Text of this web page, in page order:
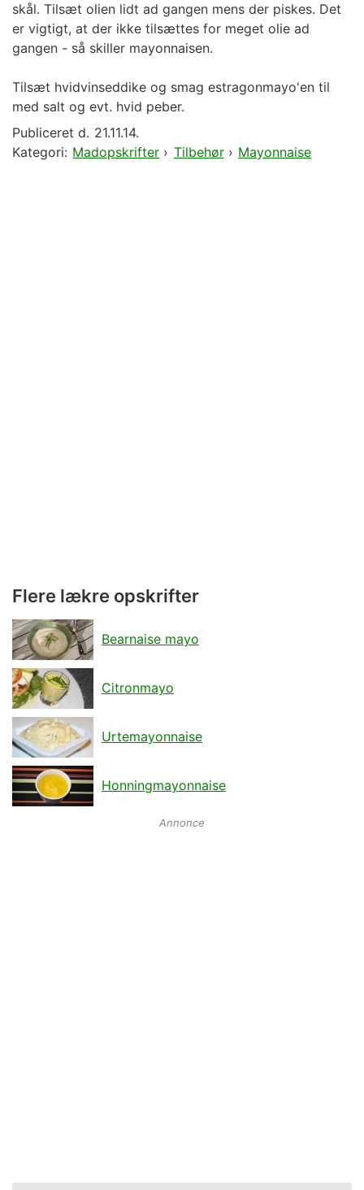
skål. Tilsæt olien lidt ad gangen mens der piskes. Det
er vigtigt, at der ikke tilsættes for meget olie ad
gangen - så skiller mayonnaisen.
Tilsæt hvidvinseddike og smag estragonmayo'en til
med salt og evt. hvid peber.
Publiceret d. 21.11.14.
Kategori: Madopskrifter › Tilbehør› Mayonnaise
Flere lækre opskrifter
Bearnaise mayo
Citronmayo
Urtemayonnaise
Honningmayonnaise
Annonce